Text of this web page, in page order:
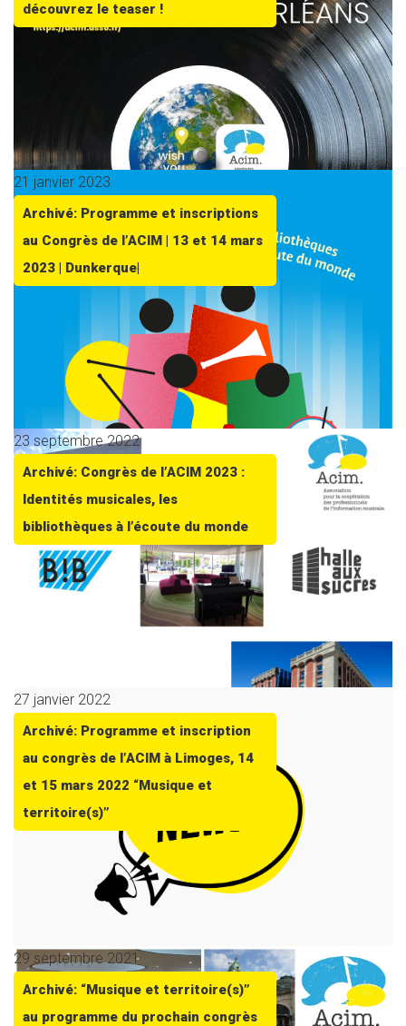
découvrez le teaser !
21 janvier 2023
Archivé: Programme et inscriptions
au Congrès de l’ACIM | 13 et 14 mars
2023 | Dunkerque|
23 septembre 2022
Archivé: Congrès de l’ACIM 2023 :
Identités musicales, les
bibliothèques à l’écoute du monde
27 janvier 2022
Archivé: Programme et inscription
au congrès de l’ACIM à Limoges, 14
et 15 mars 2022 “Musique et
territoire(s)”
29 septembre 2021
Archivé: “Musique et territoire(s)”
au programme du prochain congrès